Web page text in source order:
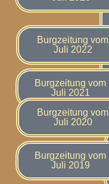
Burgzeitung vom
Juli 2022
Burgzeitung vom
Juli 2021
Burgzeitung vom
Juli 2020
Burgzeitung vom
Juli 2019